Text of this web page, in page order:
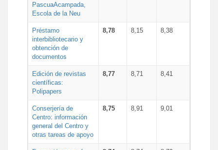
PascuaAcampada,
Escola de la Neu
Préstamo
interbibliotecario y
obtención de
documentos
8,78 8,15 8,38
Edición de revistas
científicas:
Polipapers
8,77 8,71 8,41
Conserjería de
Centro: información
general del Centro y
otras tareas de apoyo
8,75 8,91 9,01